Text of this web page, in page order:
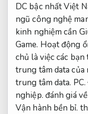
DC bậc nhất Việt
ngũ công nghệ
kinh nghiệm cần
Game. Hoạt động
chủ là việc các
trung tâm data
trung tâm data. PC.
nghiệp. đánh giá
Vận hành bền bỉ.